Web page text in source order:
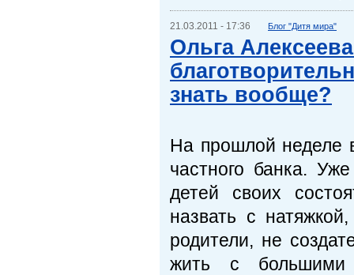
21.03.2011 - 17:36 Блог "Дитя мира"
Ольга
знать вообще?
На прошлой неделе
частного банка.
детей своих
назвать с
родители, не
жить с большими